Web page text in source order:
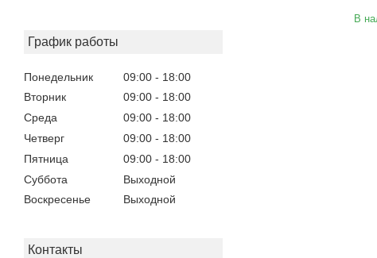
График работы
Понедельник 09:00
18:00
Вторник
09:00
18:00
Среда
09:00
18:00
Четверг
09:00
18:00
Пятница
09:00
18:00
Суббота
Выходной
Воскресенье
Выходной
Контакты
В